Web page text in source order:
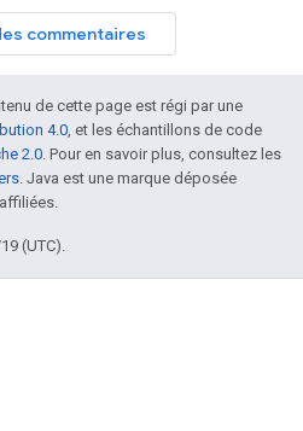
commentaires
de cette page est régi par une
4.0, et les échantillons de code
2.0. Pour en savoir plus, consultez les
. Java est une marque déposée
(UTC).